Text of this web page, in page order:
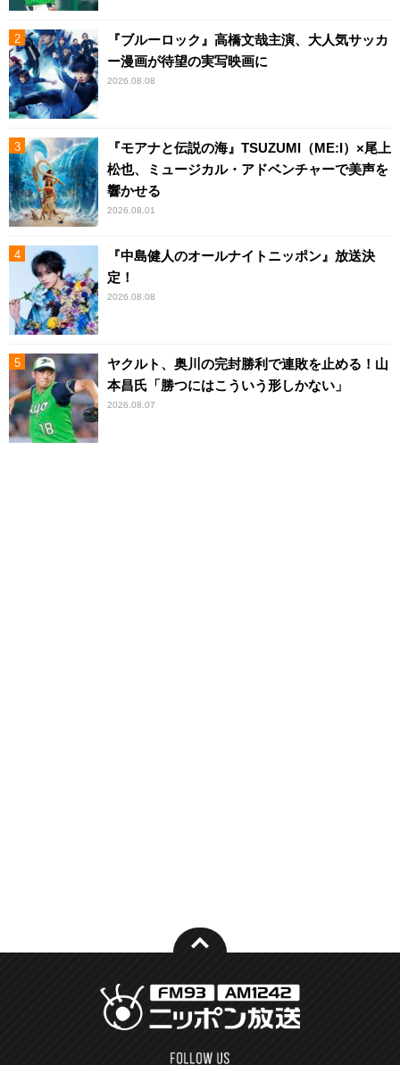
『ブルーロック』高橋文哉主演、大人気サッカ
ー漫画が待望の実写映画に
2026.08.08
『モアナと伝説の海』TSUZUMI（ME:I）×尾上
松也、ミュージカル・アドベンチャーで美声を
響かせる
2026.08.01
『中島健人のオールナイトニッポン』放送決
定！
2026.08.08
ヤクルト、奥川の完封勝利で連敗を止める！山
本昌氏「勝つにはこういう形しかない」
2026.08.07